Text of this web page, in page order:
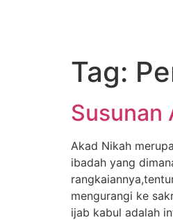
Tag:
Susunan
Akad Nikah
ibadah yang
mengurangi ke
ijab kabul adalah